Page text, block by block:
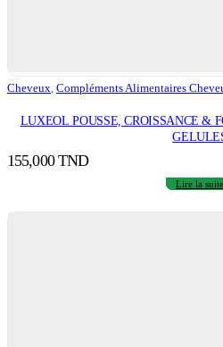
Cheveux, Compléments Alimentaires
LUXEOL POUSSE, CROISSANCE &
155,000TND
Lire la suite